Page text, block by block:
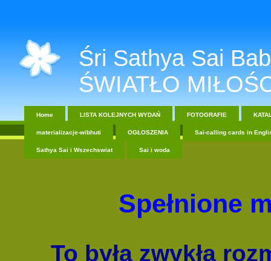
Śri Sathya Sai
ŚWIATŁO
Home LISTA KOLEJNYCH WYDAŃ FOTOGRAFIE
materializacje-wibhuti OGŁOSZENIA Sai-calling cards in
Sathya Sai i Wszechswiat Sai i woda
Spełnione
To była zwykła